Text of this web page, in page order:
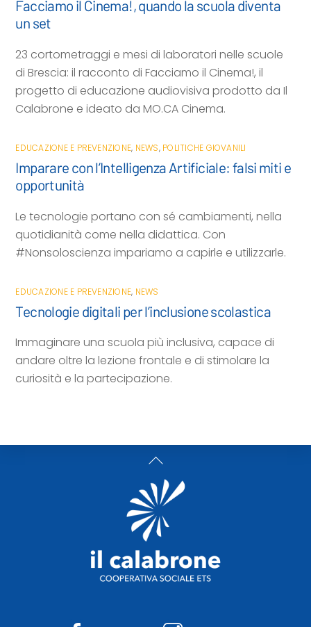
Facciamo il Cinema!, quando la scuola diventa
un set
23 cortometraggi e mesi di laboratori nelle scuole
di Brescia: il racconto di Facciamo il Cinema!, il
progetto di educazione audiovisiva prodotto da Il
Calabrone e ideato da MO.CA Cinema.
EDUCAZIONE E PREVENZIONE, NEWS, POLITICHE GIOVANILI
Imparare con l’Intelligenza Artificiale: falsi miti e
opportunità
Le tecnologie portano con sé cambiamenti, nella
quotidianità come nella didattica. Con
#Nonsoloscienza impariamo a capirle e utilizzarle.
EDUCAZIONE E PREVENZIONE, NEWS
Tecnologie digitali per l’inclusione scolastica
Immaginare una scuola più inclusiva, capace di
andare oltre la lezione frontale e di stimolare la
curiosità e la partecipazione.
Back
To
Top